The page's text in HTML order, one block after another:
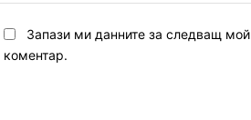
Email:*Запази ми данните за следващ мой
коментар.